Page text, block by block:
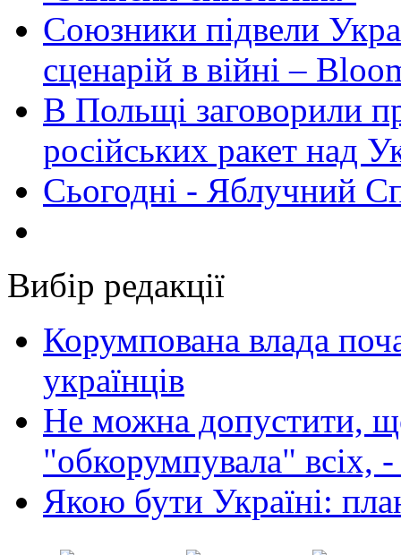
Союзники підвели
сценарій в війні –
В Польщі заговорили
російських ракет над
Сьогодні - Яблучний
Вибір редакції
Корумпована влада
українців
Не можна допустити,
"обкорумпувала" всіх,
Якою бути Україні: